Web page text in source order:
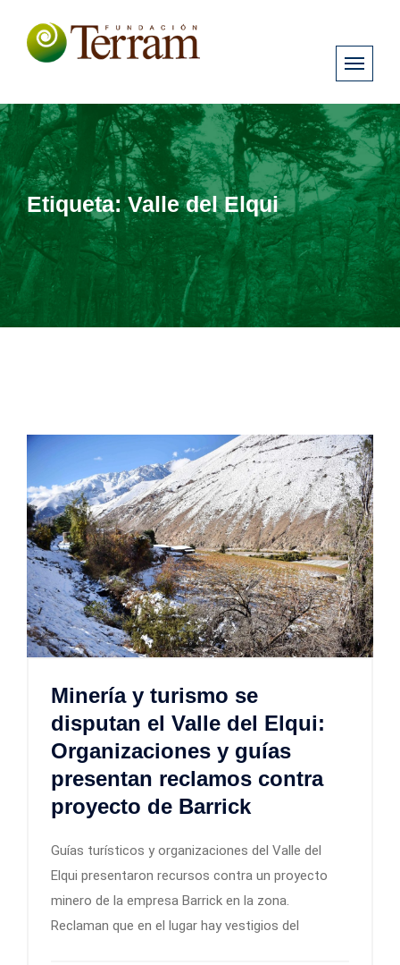
Etiqueta:Valle del Elqui
Minería y turismo se
disputan el Valle del Elqui:
Organizaciones y guías
presentan reclamos contra
proyecto de Barrick
Guías turísticos y organizaciones del Valle del
Elqui presentaron recursos contra un proyecto
minero de la empresa Barrick en la zona.
Reclaman que en el lugar hay vestigios del